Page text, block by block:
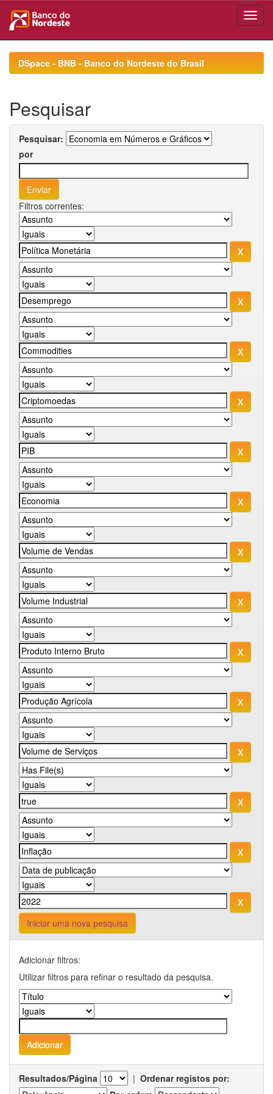
navigationDSpace - BNB - Banco do Nordeste do Brasil
Pesquisar
Pesquisar:
por
Filtros correntes:
Iniciar uma nova pesquisa
Adicionar filtros:
Utilizar filtros para refinar o resultado da pesquisa.
Resultados/Página | Ordenar registos por: